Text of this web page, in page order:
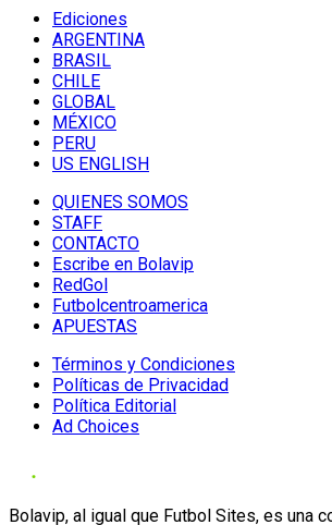
Ediciones
ARGENTINA
BRASIL
CHILE
GLOBAL
MÉXICO
PERU
US ENGLISH
QUIENES SOMOS
STAFF
CONTACTO
Escribe en Bolavip
RedGol
Futbolcentroamerica
APUESTAS
Términos y Condiciones
Políticas de Privacidad
Política Editorial
Ad Choices
Bolavip, al igual que Futbol Sites, es una